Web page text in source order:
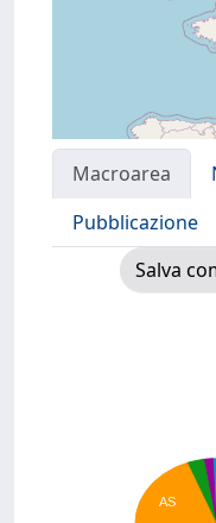
Macroarea
Pubblicazione
Salva
AS